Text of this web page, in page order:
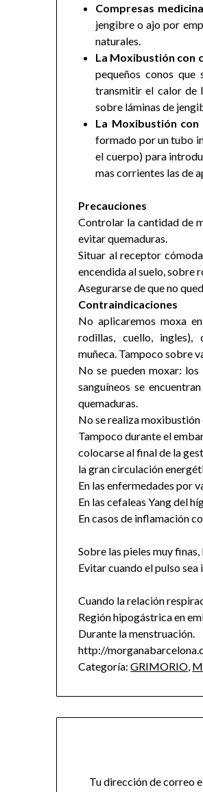
Compresas
jengibre o ajo por
naturales.
La Moxibustión con
pequeños conos que
transmitir el calor de
sobre láminas de
La Moxibustión
formado por un tubo
el cuerpo) para
mas corrientes las de
Precauciones
Controlar la cantidad de
evitar quemaduras.
Situar al receptor
encendida al suelo, sobre
Asegurarse de que no
Contraindicaciones
No aplicaremos moxa
rodillas, cuello,
muñeca. Tampoco sobre
No se pueden moxar: los
sanguíneos se
quemaduras.
No se realiza moxibustión
Tampoco durante el
colocarse al final de la
la gran circulación
En las enfermedades por
En las cefaleas Yang del
En casos de inflamación
Sobre las pieles muy
Evitar cuando el pulso
Cuando la relación
Región hipogástrica en
Durante la menstruación.
http://
Categoría: GRIMORIO,
Tu dirección de correo